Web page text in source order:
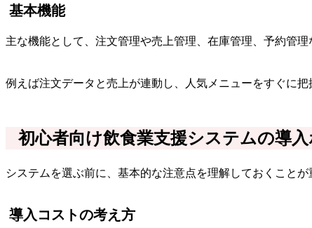
基本機能
主な機能として、注文管理や売上管理、在庫管理、予約管
例えば注文データと売上が連動し、人気メニューをすぐに
初心者向け飲食業支援システムの導入
システムを選ぶ前に、基本的な注意点を理解しておくこと
導入コストの考え方